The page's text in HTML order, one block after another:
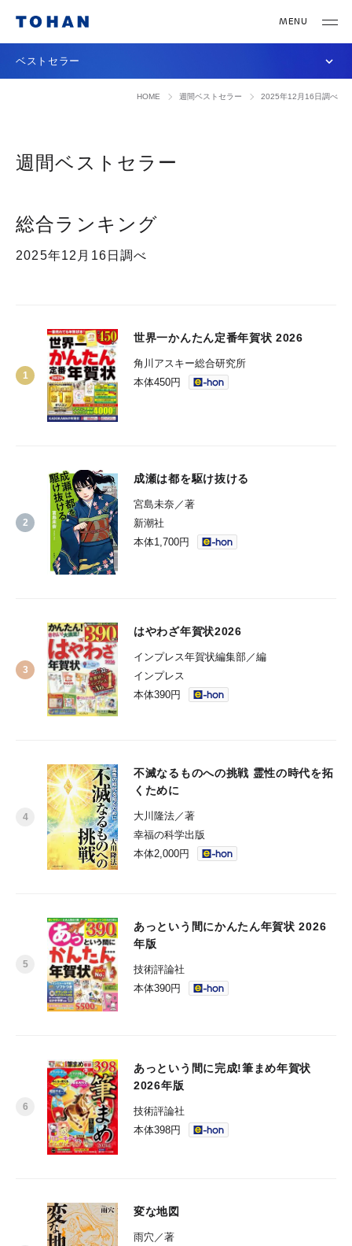
ベストセラー
HOME 週間ベストセラー 2025年12月16日調べ
週間ベストセラー
総合ランキング
2025年12月16日調べ
世界一かんたん定番年賀状 2026
角川アスキー総合研究所
本体450円
成瀬は都を駆け抜ける
宮島未奈／著
新潮社
本体1,700円
はやわざ年賀状2026
インプレス年賀状編集部／編
インプレス
本体390円
不滅なるものへの挑戦 霊性の時代を拓
くために
大川隆法／著
幸福の科学出版
本体2,000円
あっという間にかんたん年賀状 2026
年版
技術評論社
本体390円
あっという間に完成!筆まめ年賀状
2026年版
技術評論社
本体398円
変な地図
雨穴／著